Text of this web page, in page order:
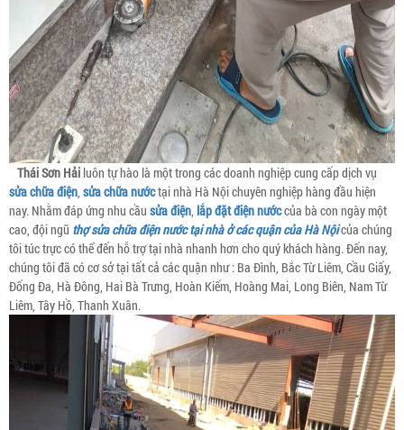
Thái Sơn Hải luôn tự hào là một trong các doanh nghiệp cung cấp dịch vụ
sửa chữa điện, sửa chữa nướctại nhà Hà Nội chuyên nghiệp hàng đầu hiện
nay. Nhằm đáp ứng nhu cầu sửa điện, lắp đặt điện nướccủa bà con ngày một
cao, đội ngũ thợ sửa chữa điện nước tại nhà ở các quận của Hà Nộicủa chúng
tôi túc trực có thể đến hỗ trợ tại nhà nhanh hơn cho quý khách hàng. Đến nay,
chúng tôi đã có cơ sở tại tất cả các quận như : Ba Đình, Bắc Từ Liêm, Cầu Giấy,
Đống Đa, Hà Đông, Hai Bà Trưng, Hoàn Kiếm, Hoàng Mai, Long Biên, Nam Từ
Liêm, Tây Hồ, Thanh Xuân.